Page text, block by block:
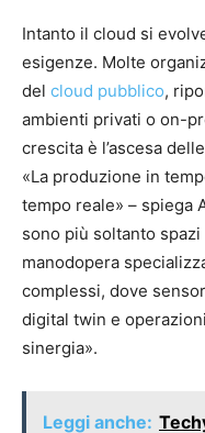
Intanto il cloud si
esigenze. Molte
del cloud pubblico,
ambienti privati o on-
crescita è l’ascesa
«La produzione in
tempo reale» – spiega
sono più soltanto
manodopera
complessi, dove
digital twin e
sinergia».
Leggi anche: